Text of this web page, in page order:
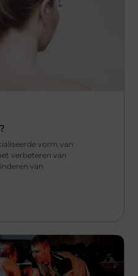
vorm van
verbeteren van
van